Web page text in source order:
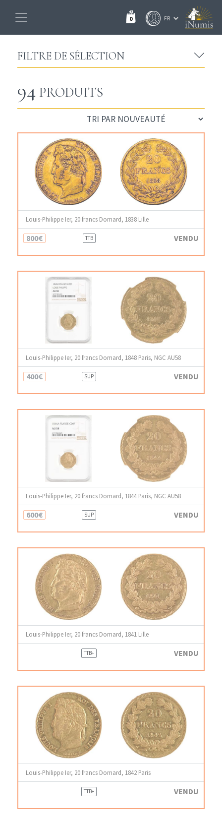
0
FILTRE DE SÉLECTION
94 PRODUITS
Louis-Philippe Ier, 20 francs Domard, 1838 Lille
800€ TTB VENDU
Louis-Philippe Ier, 20 francs Domard, 1848 Paris, NGC AU58
400€ SUP VENDU
Louis-Philippe Ier, 20 francs Domard, 1844 Paris, NGC AU58
600€ SUP VENDU
Louis-Philippe Ier, 20 francs Domard, 1841 Lille
TTB+ VENDU
Louis-Philippe Ier, 20 francs Domard, 1842 Paris
TTB+ VENDU